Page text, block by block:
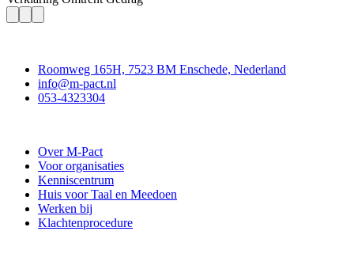
Roomweg 165H, 7523 BM Enschede, Nederland
info@m-pact.nl
053-4323304
Over M-Pact
Voor organisaties
Kenniscentrum
Huis voor Taal en Meedoen
Werken bij
Klachtenprocedure